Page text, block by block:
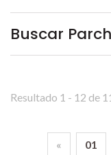
Buscar
Resultado 1 - 12 de
« 01